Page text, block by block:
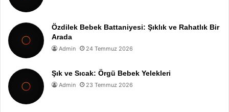
Özdilek Bebek Battaniyesi: Şıklık ve Rahatlık Bir
Arada
Admin 24 Temmuz 2026
Şık ve Sıcak: Örgü Bebek Yelekleri
Admin 23 Temmuz 2026